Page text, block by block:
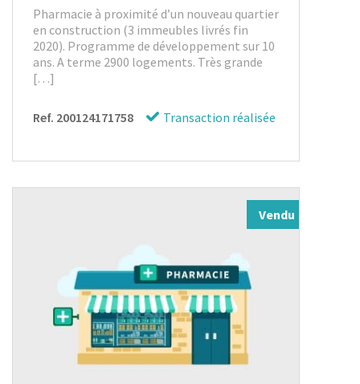
Pharmacie à proximité d’un nouveau quartier
en construction (3 immeubles livrés fin
2020). Programme de développement sur 10
ans. A terme 2900 logements. Très grande
[…]
Ref. 200124171758 Transaction réalisée
Vendu